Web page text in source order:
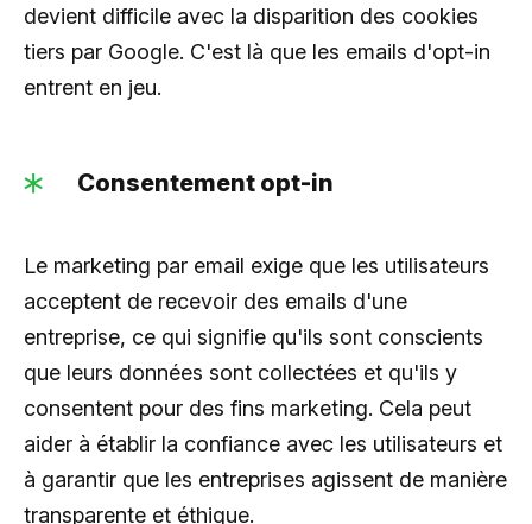
devient difficile avec la disparition des cookies
tiers par Google. C'est là que les emails d'opt-in
entrent en jeu.
Consentement opt-in
Le marketing par email exige que les utilisateurs
acceptent de recevoir des emails d'une
entreprise, ce qui signifie qu'ils sont conscients
que leurs données sont collectées et qu'ils y
consentent pour des fins marketing. Cela peut
aider à établir la confiance avec les utilisateurs et
à garantir que les entreprises agissent de manière
transparente et éthique.